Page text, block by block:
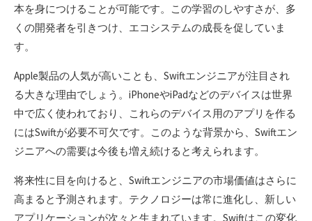
本を身につけることが可能です。この学習のしやすさが、多
くの開発者を引きつけ、エコシステムの成長を促していま
す。
Apple製品の人気が高いことも、Swiftエンジニアが注目され
る大きな理由でしょう。iPhoneやiPadなどのデバイスは世界
中で広く使われており、これらのデバイス用のアプリを作る
にはSwiftが必要不可欠です。このような背景から、Swiftエン
ジニアへの需要は今後も増え続けると考えられます。
将来性に目を向けると、Swiftエンジニアの市場価値はさらに
高まると予測されます。テクノロジーは常に進化し、新しい
アプリケーションが次々と生まれています。Swiftはこの変化